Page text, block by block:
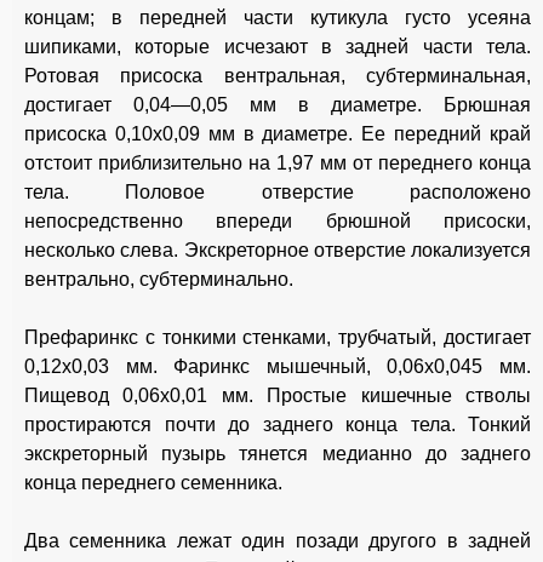
концам; в передней части кутикула густо усеяна
шипиками, которые исчезают в задней части тела.
Ротовая присоска вентральная, субтерминальная,
достигает 0,04—0,05 мм в диаметре. Брюшная
присоска 0,10x0,09 мм в диаметре. Ее передний край
отстоит приблизительно на 1,97 мм от переднего конца
тела. Половое отверстие расположено
непосредственно впереди брюшной присоски,
несколько слева. Экскреторное отверстие локализуется
вентрально, субтерминально.
Префаринкс с тонкими стенками, трубчатый, достигает
0,12x0,03 мм. Фаринкс мышечный, 0,06x0,045 мм.
Пищевод 0,06x0,01 мм. Простые кишечные стволы
простираются почти до заднего конца тела. Тонкий
экскреторный пузырь тянется медианно до заднего
конца переднего семенника.
Два семенника лежат один позади другого в задней